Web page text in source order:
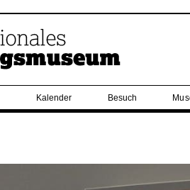
Kalender Besuch